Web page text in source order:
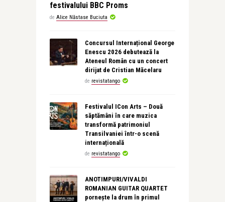
festivalului BBC Proms
de Alice Năstase Buciuta
Concursul Internațional George
Enescu 2026 debutează la
Ateneul Român cu un concert
dirijat de Cristian Măcelaru
de revistatango
Festivalul ICon Arts – Două
săptămâni în care muzica
transformă patrimoniul
Transilvaniei într-o scenă
internațională
de revistatango
ANOTIMPURI/VIVALDI
ROMANIAN GUITAR QUARTET
pornește la drum în primul